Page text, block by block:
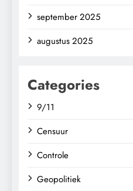
september 2025
augustus 2025
Categories
9/11
Censuur
Controle
Geopolitiek